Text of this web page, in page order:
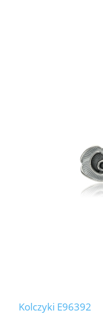
Kolczyki E96392